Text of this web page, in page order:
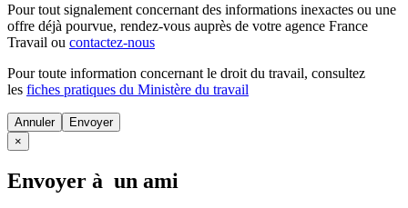
Pour tout signalement concernant des informations inexactes ou une
offre déjà pourvue, rendez-vous auprès de votre agence France
Travail ou contactez-nous
Pour toute information concernant le droit du travail, consultez
les fiches pratiques du Ministère du travail
Annuler
×
Envoyer à un ami